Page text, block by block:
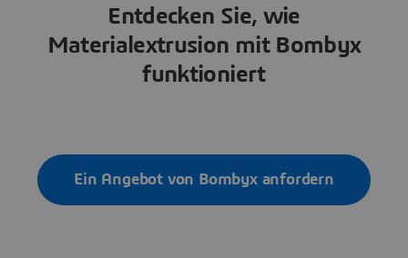
Entdecken Sie, wie
Materialextrusion mit Bombyx
funktioniert
Ein Angebot von Bombyx anfordern